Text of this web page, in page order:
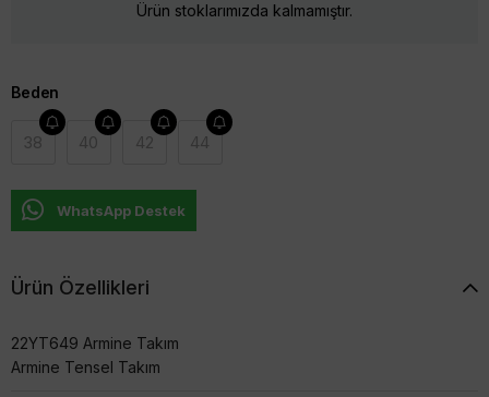
Ürün stoklarımızda kalmamıştır.
Beden
38 40 42 44
WhatsApp Destek
Ürün Özellikleri
22YT649 Armine Takım
Armine Tensel Takım